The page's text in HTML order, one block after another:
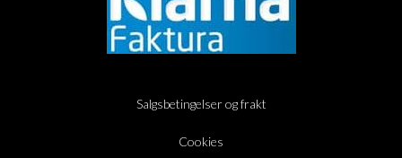
Salgsbetingelser og frakt
Cookies